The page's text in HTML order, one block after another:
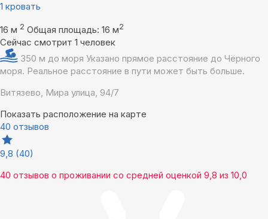
1 кровать
16 м 2 Общая площадь: 16 м2
Сейчас смотрит 1 человек
350 м до моря Указано прямое расстояние до Чёрного
моря. Реальное расстояние в пути может быть больше.
Витязево, Мира улица, 94/7
Показать расположение на карте
40 отзывов
9,8 (40)
40 отзывов о проживании со средней оценкой 9,8 из 10,0